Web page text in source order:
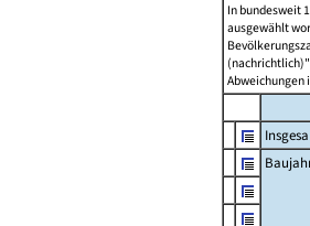
In bundesweit
ausgewählt
Abweichungen